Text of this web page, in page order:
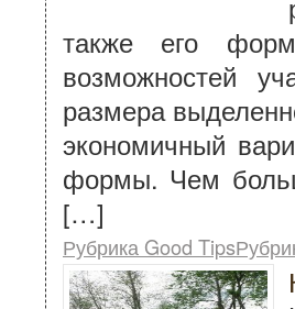
также его
возможностей
размера
экономичный
формы. Чем
[…]
Рубрика Good